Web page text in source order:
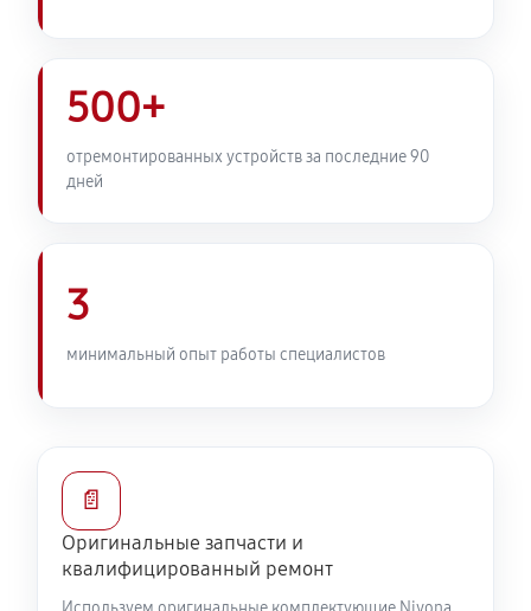
500+
отремонтированных устройств за последние 90
дней
3
минимальный опыт работы специалистов
📄
Оригинальные запчасти и
квалифицированный ремонт